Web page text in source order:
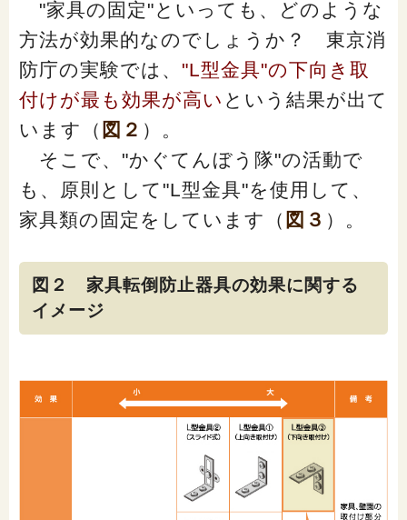
"家具の固定"といっても、どのような
方法が効果的なのでしょうか？ 東京消
防庁の実験では、 "L型金具"の下向き取
付けが最も効果が高い という結果が出て
います（ 図２ ）。
そこで、"かぐてんぼう隊"の活動で
も、原則として"L型金具"を使用して、
家具類の固定をしています（ 図３ ）。
図２ 家具転倒防止器具の効果に関する
イメージ